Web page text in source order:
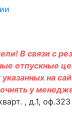
В связи с
отпускные
на
у
, д.1, оф.323